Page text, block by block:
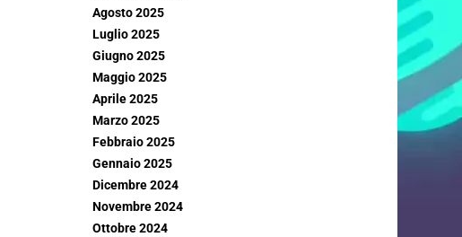
Agosto 2025
Luglio 2025
Giugno 2025
Maggio 2025
Aprile 2025
Marzo 2025
Febbraio 2025
Gennaio 2025
Dicembre 2024
Novembre 2024
Ottobre 2024